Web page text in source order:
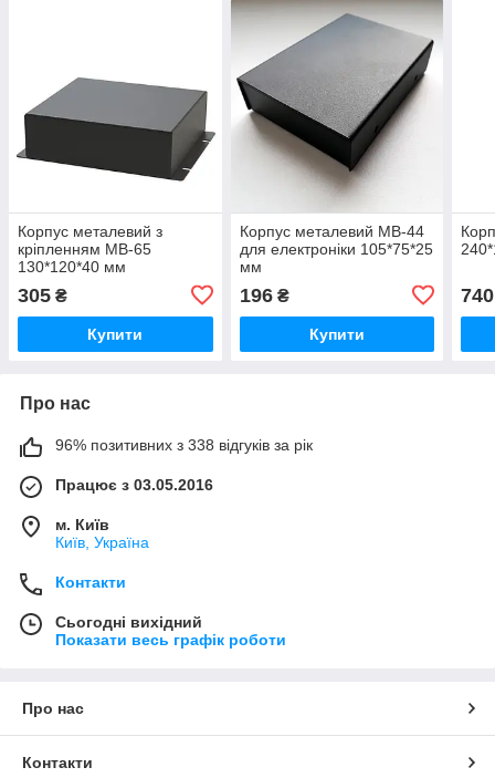
Корпус металевий з
кріпленням MB-65
130*120*40 мм
305 ₴
Купити
Корпус металевий MB-44
для електроніки 105*75*25
мм
196₴
Купити
740
Про нас
96% позитивних з 338 відгуків за рік
Працює з 03.05.2016
м. Київ
Київ, Україна
Контакти
Сьогодні вихідний
Показати весь графік роботи
Про нас
Контакти